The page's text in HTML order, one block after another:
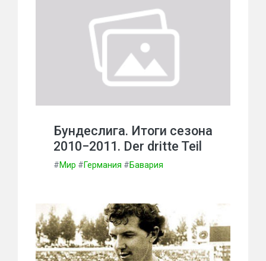
Бундеслига. Итоги сезона
2010−2011. Der dritte Teil
#Мир #Германия #Бавария